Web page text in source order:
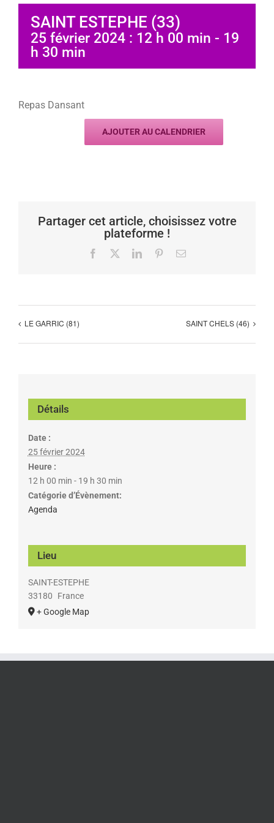
SAINT ESTEPHE (33)
25 février 2024 : 12 h 00 min - 19
h 30 min
Repas Dansant
AJOUTER AU CALENDRIER
Partager cet article, choisissez votre
plateforme !
Facebook LinkedInPinterestEmail
LE GARRIC (81) SAINT CHELS (46)
Détails
Date :
25 février 2024
Heure :
12 h 00 min - 19 h 30 min
Catégorie d’Évènement:
Agenda
Lieu
SAINT-ESTEPHE
33180
France
+ Google Map